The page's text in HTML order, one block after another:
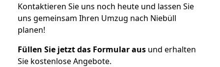
Kontaktieren Sie uns noch heute und lassen Sie
uns gemeinsam Ihren Umzug nach Niebüll
planen!
Füllen Sie jetzt das Formular aus und erhalten
Sie kostenlose Angebote.